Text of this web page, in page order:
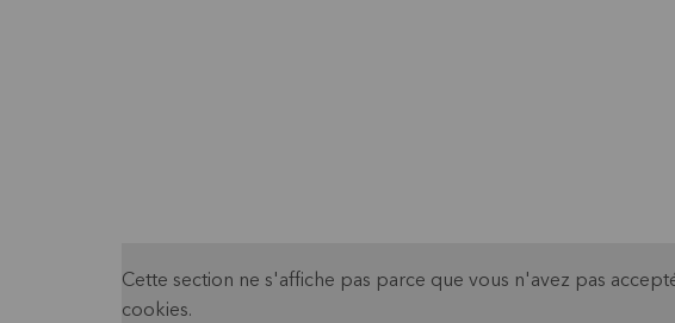
Cette section ne s'affiche pas parce que vous n'avez pas
cookies.